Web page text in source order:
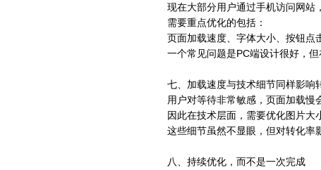
现在大部分用户通过手机访问网站
需要重点优化的包括：
页面加载速度、字体大小、按钮点
一个常见问题是PC端设计很好，
七、加载速度与技术细节同样影响
用户对等待非常敏感，页面加载慢
因此在技术层面，需要优化图片大
这些细节虽然不显眼，但对转化率
八、持续优化，而不是一次完成